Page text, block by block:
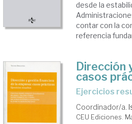
desde la
contar con la
referencia
Dirección
casos
ejercicios
Coordinador/a.
CEU Ediciones.